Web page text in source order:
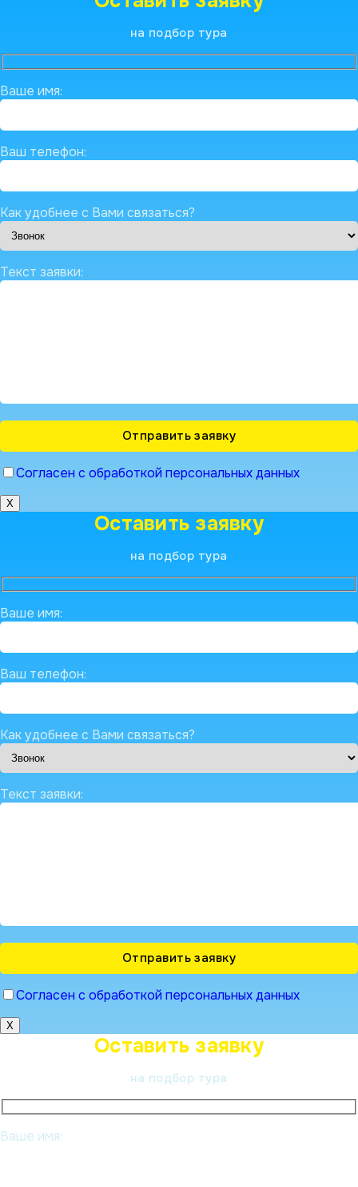
на подбор тура
Ваше имя:
Ваш телефон:
Как удобнее с Вами связаться?
Текст заявки:
Согласен с обработкой персональных данных
X
Оставить заявку
на подбор тура
Ваше имя:
Ваш телефон:
Как удобнее с Вами связаться?
Текст заявки:
Согласен с обработкой персональных данных
X
Оставить заявку
на подбор тура
Ваше имя: